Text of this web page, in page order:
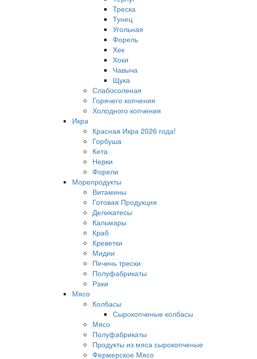
Треска
Тунец
Угольная
Форель
Хек
Хоки
Чавыча
Щука
Слабосоленая
Горячего копчения
Холодного копчения
Икра
Красная Икра 2026 года!
Горбуша
Кета
Нерки
Форели
Морепродукты
Витамины
Готовая Продукция
Деликатесы
Кальмары
Краб
Креветки
Мидии
Печень трески
Полуфабрикаты
Раки
Мясо
Колбасы
Сырокопченые колбасы
Мясо
Полуфабрикаты
Продукты из мяса сырокопченые
Фермерское Мясо